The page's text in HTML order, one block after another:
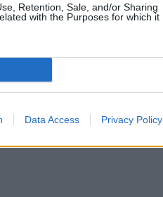
Retention, Sale, and/or Sharing
with the Purposes for which it
Data Access Privacy Policy
nezina, ko
Mamma izmisumā